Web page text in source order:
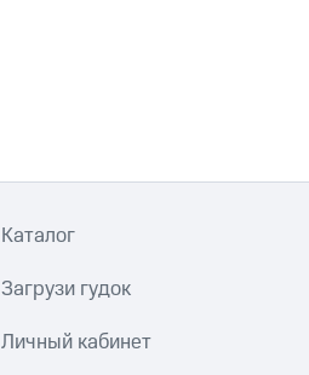
Каталог
Загрузи гудок
Личный кабинет